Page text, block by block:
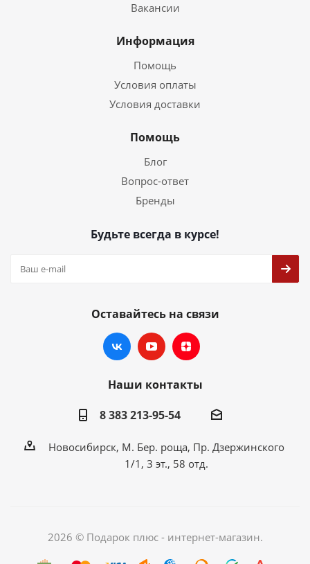
Вакансии
Информация
Помощь
Условия оплаты
Условия доставки
Помощь
Блог
Вопрос-ответ
Бренды
Будьте всегда в курсе!
Оставайтесь на связи
Наши контакты
8 383 213-95-54
Новосибирск, М. Бер. роща, Пр. Дзержинского
1/1, 3 эт., 58 отд.
2026 © Подарок плюс - интернет-магазин.